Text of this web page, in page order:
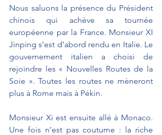
Nous saluons la présence du Président
chinois qui achève sa tournée
européenne par la France. Monsieur XI
Jinping s’est d’abord rendu en Italie. Le
gouvernement italien a choisi de
rejoindre les « Nouvelles Routes de la
Soie ». Toutes les routes ne mèneront
plus à Rome mais à Pékin.
Monsieur Xi est ensuite allé à Monaco.
Une fois n’est pas coutume : la riche